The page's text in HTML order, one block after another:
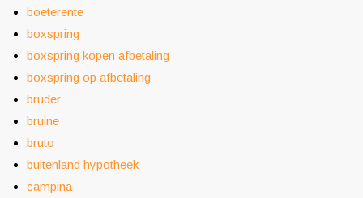
boeterente
boxspring
boxspring kopen afbetaling
boxspring op afbetaling
bruder
bruine
bruto
buitenland hypotheek
campina